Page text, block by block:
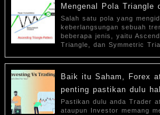
Mengenal Pola Triangle
Salah satu pola yang
keberlangsungan sebuah
beberapa jenis, yaitu
Triangle, dan Symmetric
Baik itu Saham, Forex
penting pastikan dulu
Pastikan dulu anda Trader
ataupun Investor memang